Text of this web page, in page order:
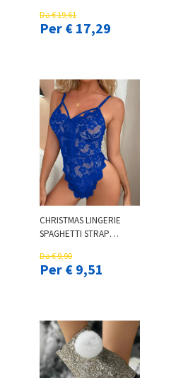
SET
Da € 19,61
Per € 17,29
CHRISTMAS LINGERIE
SPAGHETTI STRAP
LACE TEDDY
Da € 9,90
Per € 9,51